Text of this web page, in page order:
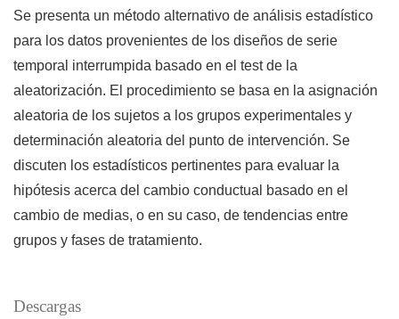
Se presenta un método alternativo de análisis estadístico
para los datos provenientes de los diseños de serie
temporal interrumpida basado en el test de la
aleatorización. El procedimiento se basa en la asignación
aleatoria de los sujetos a los grupos experimentales y
determinación aleatoria del punto de intervención. Se
discuten los estadísticos pertinentes para evaluar la
hipótesis acerca del cambio conductual basado en el
cambio de medias, o en su caso, de tendencias entre
grupos y fases de tratamiento.
Descargas